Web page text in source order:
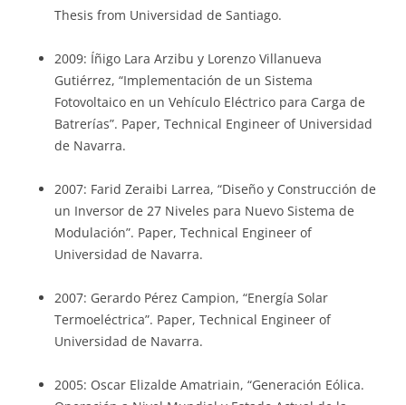
Thesis from Universidad de Santiago.
2009: Íñigo Lara Arzibu y Lorenzo Villanueva
Gutiérrez, “Implementación de un Sistema
Fotovoltaico en un Vehículo Eléctrico para Carga de
Batrerías”. Paper, Technical Engineer of Universidad
de Navarra.
2007: Farid Zeraibi Larrea, “Diseño y Construcción de
un Inversor de 27 Niveles para Nuevo Sistema de
Modulación”. Paper, Technical Engineer of
Universidad de Navarra.
2007: Gerardo Pérez Campion, “Energía Solar
Termoeléctrica”. Paper, Technical Engineer of
Universidad de Navarra.
2005: Oscar Elizalde Amatriain, “Generación Eólica.